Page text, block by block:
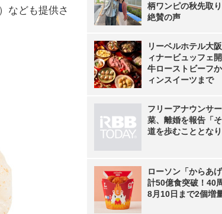
なども提供さ
柄ワンピの秋先取
絶賛の声
リーベルホテル大
ィナービュッフェ
牛ローストビーフ
ィンスイーツまで
フリーアナウンサ
菜、離婚を報告「
道を歩むこととなり
ローソン「からあ
計50億食突破！40
8月10日まで2個増